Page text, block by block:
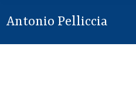
Antonio Pelliccia